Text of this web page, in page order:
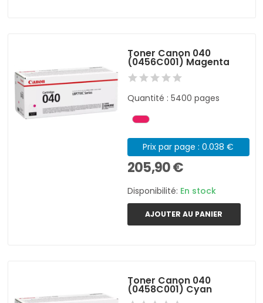
Toner Canon 040
(0456C001) Magenta
Quantité : 5400 pages
Prix par page : 0.038 €
205,90 €
Disponibilité: En stock
AJOUTER AU PANIER
Toner Canon 040
(0458C001) Cyan